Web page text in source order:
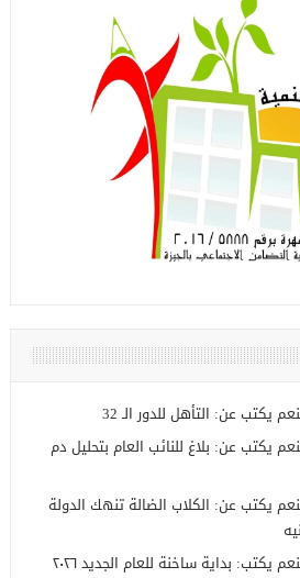
يكتب عن: التأهل للدور الـ 32
يكتب عن: بلاغ للنائب العام بتحليل دم
يكتب عن: الكلاب الضالة تنهك الدولة
يكتب: بداية ساخنة للعام الجديد ٢٠٢٦